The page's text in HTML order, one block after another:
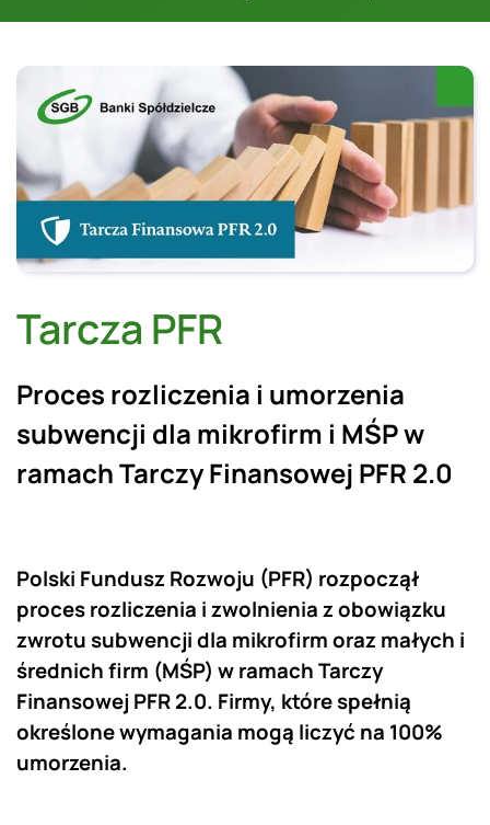
Tarcza PFR
Proces rozliczenia i umorzenia
subwencji dla mikrofirm i MŚP w
ramach Tarczy Finansowej PFR 2.0
Polski Fundusz Rozwoju (PFR) rozpoczął
proces rozliczenia i zwolnienia z obowiązku
zwrotu subwencji dla mikrofirm oraz małych i
średnich firm (MŚP) w ramach Tarczy
Finansowej PFR 2.0. Firmy, które spełnią
określone wymagania mogą liczyć na 100%
umorzenia.